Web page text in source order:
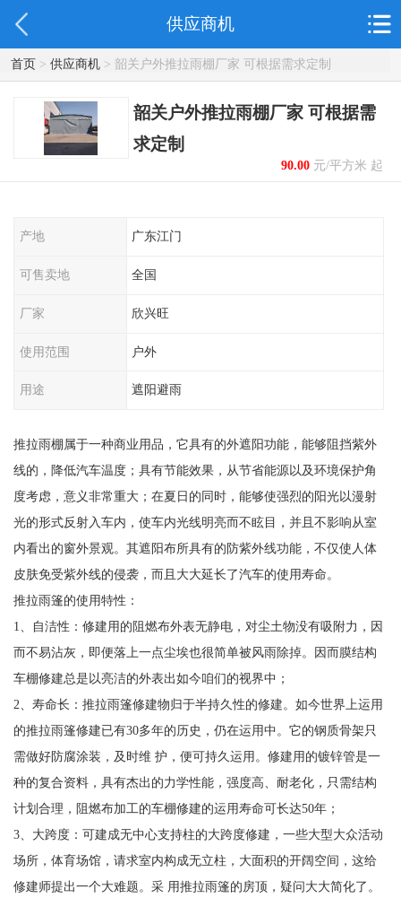
供应商机
首页> 供应商机> 韶关户外推拉雨棚厂家 可根据需求定制
韶关户外推拉雨棚厂家 可根据需
求定制
90.00元/平方米 起
产地 广东江门
可售卖地 全国
厂家 欣兴旺
使用范围 户外
用途 遮阳避雨
推拉雨棚属于一种商业用品，它具有的外遮阳功能，能够阻挡紫外
线的，降低汽车温度；具有节能效果，从节省能源以及环境保护角
度考虑，意义非常重大；在夏日的同时，能够使强烈的阳光以漫射
光的形式反射入车内，使车内光线明亮而不眩目，并且不影响从室
内看出的窗外景观。其遮阳布所具有的防紫外线功能，不仅使人体
皮肤免受紫外线的侵袭，而且大大延长了汽车的使用寿命。
推拉雨篷的使用特性：
1、自洁性：修建用的阻燃布外表无静电，对尘土物没有吸附力，因
而不易沾灰，即便落上一点尘埃也很简单被风雨除掉。因而膜结构
车棚修建总是以亮洁的外表出如今咱们的视界中；
2、寿命长：推拉雨篷修建物归于半持久性的修建。如今世界上运用
的推拉雨篷修建已有30多年的历史，仍在运用中。它的钢质骨架只
需做好防腐涂装，及时维 护，便可持久运用。修建用的镀锌管是一
种的复合资料，具有杰出的力学性能，强度高、耐老化，只需结构
计划合理，阻燃布加工的车棚修建的运用寿命可长达50年；
3、大跨度：可建成无中心支持柱的大跨度修建，一些大型大众活动
场所，体育场馆，请求室内构成无立柱，大面积的开阔空间，这给
修建师提出一个大难题。采 用推拉雨篷的房顶，疑问大大简化了。